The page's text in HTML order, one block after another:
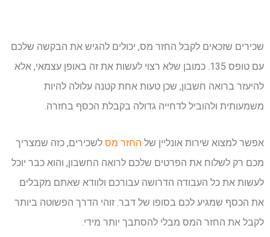
שכירים שזכאים לקבל החזר מס, יכולים להגיש את הבקשה שלכם
עם טופס 135. כמובן שלא רצוי לעשות את זה באופן עצמאי, אלא
להיעזר ברואה חשבון, שכן טעות אחת קטנה עלולה להיות
משמעותית ולהוביל לדחייה גדולה בקבלת הכסף בחזרה.
אפשר למצוא שירות אונליין של החזר מס לשכירים, כזה שמצריך
מכם רק לשלוח את הפרטים שלכם לרואה החשבון, והוא כבר יוכל
לעשות את כל העבודה הדרושה עבורכם ולוודא שאתם מקבלים
את הכסף שמגיע לכם בסופו של דבר. זוהי הדרך הפשוטה ביותר
לקבל את החזר המס מבלי להסתבך יותר מידי.